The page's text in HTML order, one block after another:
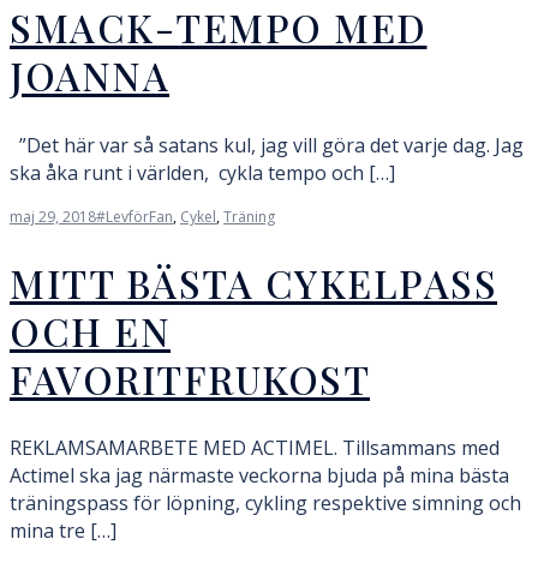
SMACK-TEMPO MED
JOANNA
”Det här var så satans kul, jag vill göra det varje dag. Jag
ska åka runt i världen, cykla tempo och […]
maj 29, 2018#LevförFan, Cykel,Träning
MITT BÄSTA CYKELPASS
OCH EN
FAVORITFRUKOST
REKLAMSAMARBETE MED ACTIMEL. Tillsammans med
Actimel ska jag närmaste veckorna bjuda på mina bästa
träningspass för löpning, cykling respektive simning och
mina tre […]